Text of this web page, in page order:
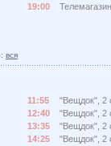
19:00
вся
11:55
"Вещдок", 2
12:40
"Вещдок", 2
13:35
"Вещдок", 2
14:25
"Вещдок", 2